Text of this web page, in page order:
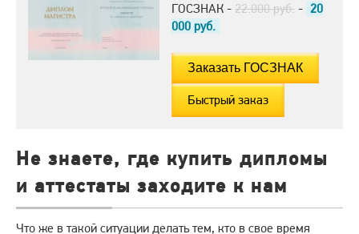
ГОСЗНАК - 22.000 руб. - 20
000 руб.
Быстрый заказ
Не знаете, где купить дипломы
и аттестаты заходите к нам
Что же в такой ситуации делать тем, кто в свое время